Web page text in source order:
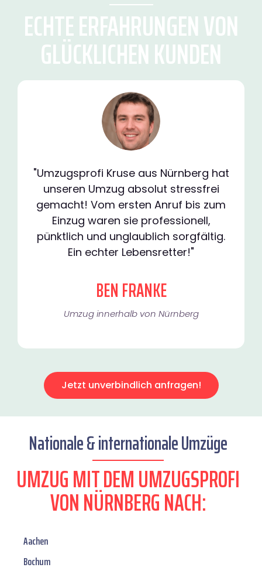
ECHTE ERFAHRUNGEN VON
GLÜCKLICHEN KUNDEN
"Umzugsprofi Kruse aus Nürnberg hat
unseren Umzug absolut stressfrei
gemacht! Vom ersten Anruf bis zum
Einzug waren sie professionell,
pünktlich und unglaublich sorgfältig.
Ein echter Lebensretter!"
BEN FRANKE
Umzug innerhalb von Nürnberg​
Jetzt unverbindlich anfragen!
Nationale & internationale Umzüge
UMZUG MIT DEM UMZUGSPROFI
VON NÜRNBERG NACH:
Aachen
Bochum